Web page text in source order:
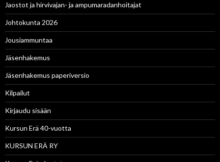
Jaostot ja hirvivajan- ja ampumaradanhoitajat
Johtokunta 2026
Jousiammuntaa
Jäsenhakemus
Jäsenhakemus paperiversio
Kilpailut
Kirjaudu sisään
Kursun Erä 40-vuotta
KURSUN ERÄ RY